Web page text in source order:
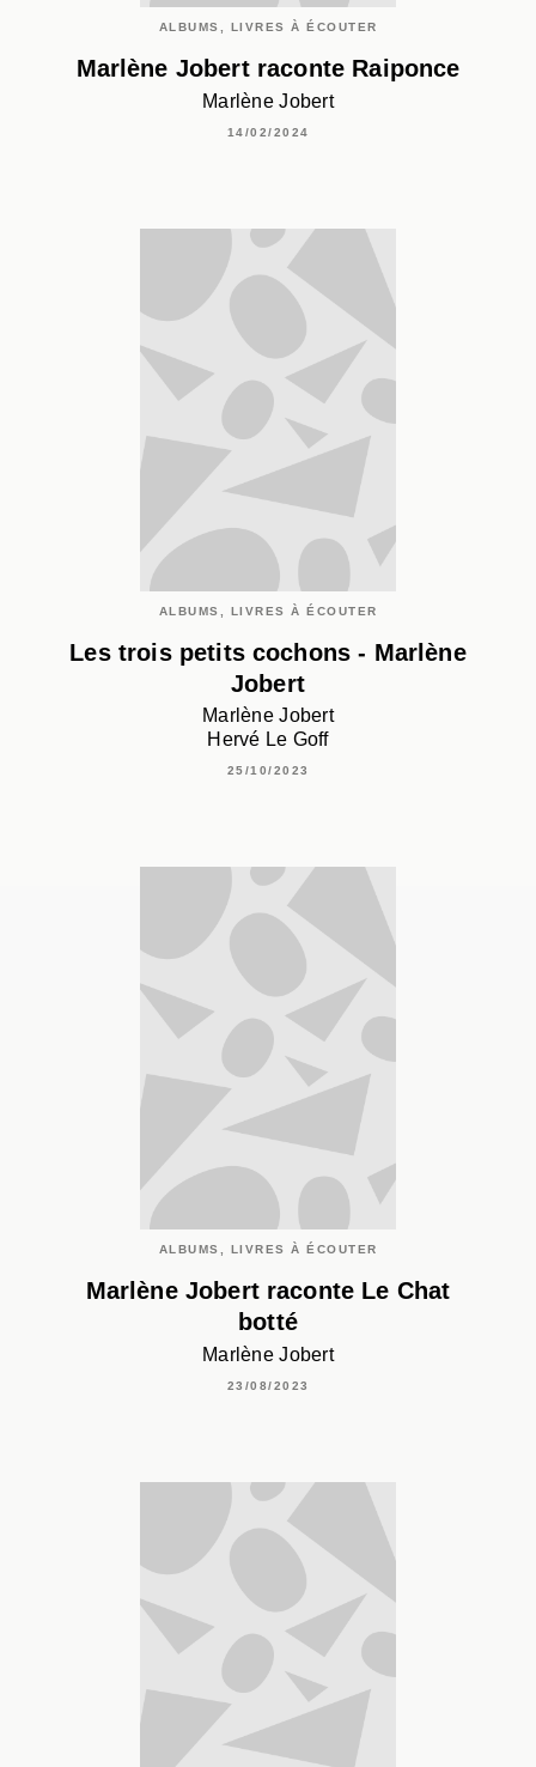
ALBUMS, LIVRES À ÉCOUTER
Marlène Jobert raconte Raiponce
Marlène Jobert
14/02/2024
ALBUMS, LIVRES À ÉCOUTER
Les trois petits cochons - Marlène
Jobert
Marlène Jobert
Hervé Le Goff
25/10/2023
ALBUMS, LIVRES À ÉCOUTER
Marlène Jobert raconte Le Chat
botté
Marlène Jobert
23/08/2023